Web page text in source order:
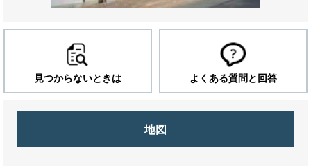
見つからないときは よくある質問と回答
地図